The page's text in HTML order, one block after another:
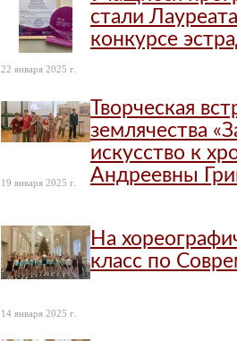
22 января 2025 г.
стали
конкурсе
19 января 2025 г.
Творческая
землячества
искусство к
Андреевны
14 января 2025 г.
На
класс по